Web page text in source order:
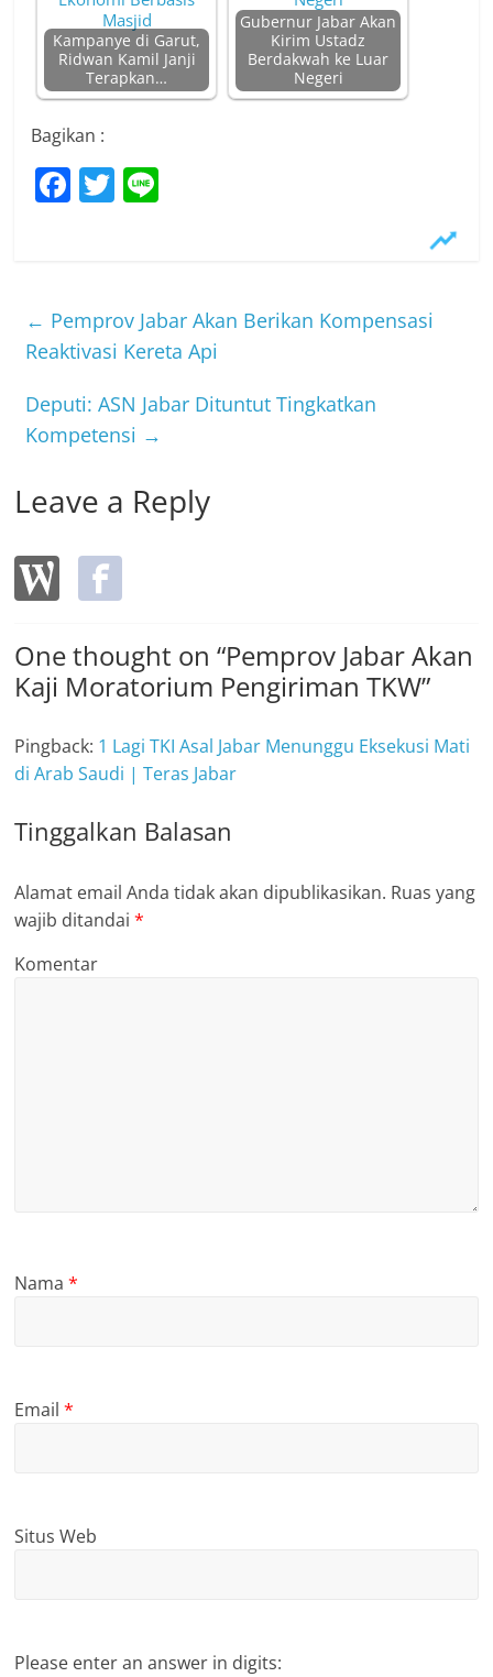
Kampanye di Garut,
Ridwan Kamil Janji
Terapkan…
Gubernur Jabar Akan
Kirim Ustadz
Berdakwah ke Luar
Negeri
Bagikan :
F
b
o
o
k
T
← Pemprov Jabar Akan Berikan Kompensasi
Reaktivasi Kereta Api
Deputi: ASN Jabar Dituntut Tingkatkan
Kompetensi →
Leave a Reply
One thought on “Pemprov Jabar Akan
Kaji Moratorium Pengiriman TKW”
Pingback: 1 Lagi TKI Asal Jabar Menunggu Eksekusi Mati
di Arab Saudi | Teras Jabar
Tinggalkan Balasan
Alamat email Anda tidak akan dipublikasikan. Ruas yang
wajib ditandai*
Komentar
Nama*
Email*
Situs Web
Please enter an answer in digits: